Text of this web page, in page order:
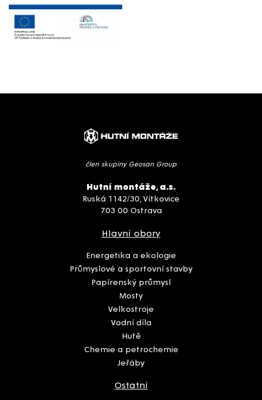
člen skupiny Geosan Group
Hutní montáže, a.s.
Ruská 1142/30, Vítkovice
703 00 Ostrava
Hlavní obory
Energetika a ekologie
Průmyslové a sportovní stavby
Papírenský průmysl
Mosty
Velkostroje
Vodní díla
Hutě
Chemie a petrochemie
Jeřáby
Ostatní